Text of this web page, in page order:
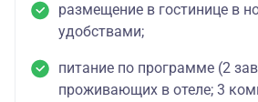
размещение в гостинице в
удобствами;
питание по программе (2
проживающих в отеле; 3